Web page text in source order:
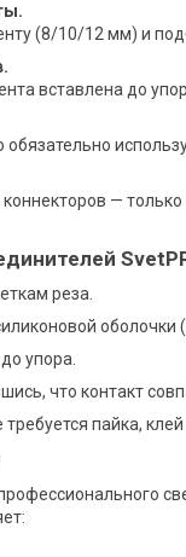
(8/10/12 мм) и
вставлена до
—
реза.
оболочки
упора.
что контакт
пайка,